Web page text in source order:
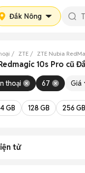
Đắk Nông
ZTE ZTE Nubia
10s Pro cũ
thoại 67 Giá
GB 128 GB 256 GB
tử